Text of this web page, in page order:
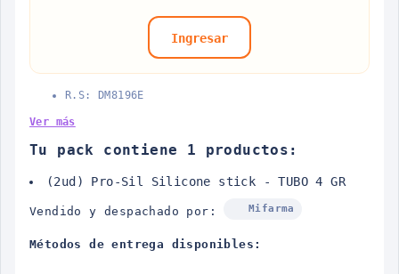
Ingresar
R.S: DM8196E
Ver más
Tu pack contiene 1 productos:
(2ud) Pro-Sil Silicone stick - TUBO 4 GR
Vendido y despachado por: Mifarma
Métodos de entrega disponibles: